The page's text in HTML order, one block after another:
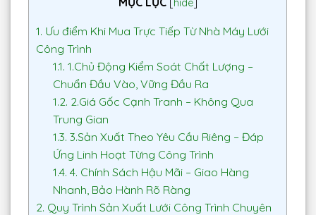
[hide]
1. Ưu điểm Khi Mua Trực Tiếp Từ Nhà Máy Lưới
Công Trình
1.1. 1.Chủ Động Kiểm Soát Chất Lượng –
Chuẩn Đầu Vào, Vững Đầu Ra
1.2. 2.Giá Gốc Cạnh Tranh – Không Qua
Trung Gian
1.3. 3.Sản Xuất Theo Yêu Cầu Riêng – Đáp
Ứng Linh Hoạt Từng Công Trình
1.4. 4. Chính Sách Hậu Mãi – Giao Hàng
Nhanh, Bảo Hành Rõ Ràng
2. Quy Trình Sản Xuất Lưới Công Trình Chuyên